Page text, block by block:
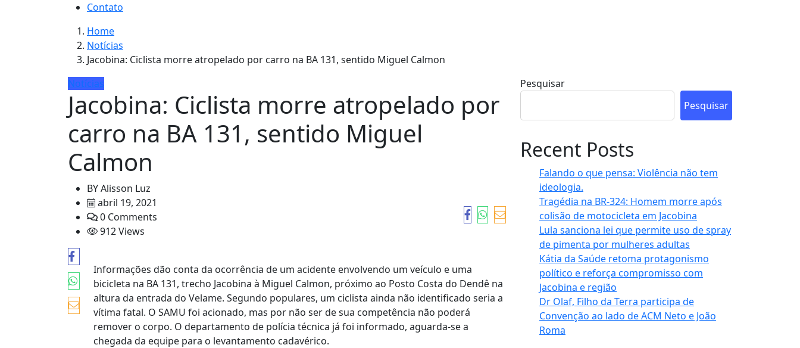
Contato
Home
Notícias
Jacobina: Ciclista morre atropelado por carro na BA 131, sentido Miguel Calmon
Notícias
Jacobina: Ciclista morre atropelado por
carro na BA 131, sentido Miguel
Calmon
BYAlisson Luz
abril 19, 2021
0 Comments
912 Views
Informações dão conta da ocorrência de um acidente envolvendo um veículo e uma
bicicleta na BA 131, trecho Jacobina à Miguel Calmon, próximo ao Posto Costa do Dendê na
altura da entrada do Velame. Segundo populares, um ciclista ainda não identificado seria a
vítima fatal. O SAMU foi acionado, mas por não ser de sua competência não poderá
remover o corpo. O departamento de polícia técnica já foi informado, aguarda-se a
chegada da equipe para o levantamento cadavérico.
Pesquisar
Pesquisar
Recent Posts
Falando o que pensa: Violência não tem
ideologia.
Tragédia na BR-324: Homem morre após
colisão de motocicleta em Jacobina
Lula sanciona lei que permite uso de spray
de pimenta por mulheres adultas
Kátia da Saúde retoma protagonismo
político e reforça compromisso com
Jacobina e região
Dr Olaf, Filho da Terra participa de
Convenção ao lado de ACM Neto e João
Roma